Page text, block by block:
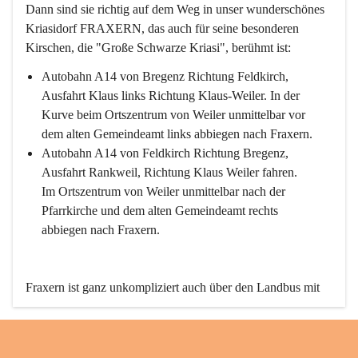
Dann sind sie richtig auf dem Weg in unser wunderschönes
Kriasidorf FRAXERN, das auch für seine besonderen
Kirschen, die "Große Schwarze Kriasi", berühmt ist:
Autobahn A14 von Bregenz Richtung Feldkirch,
Ausfahrt Klaus links Richtung Klaus-Weiler. In der
Kurve beim Ortszentrum von Weiler unmittelbar vor
dem alten Gemeindeamt links abbiegen nach Fraxern.
Autobahn A14 von Feldkirch Richtung Bregenz,
Ausfahrt Rankweil, Richtung Klaus Weiler fahren.
Im Ortszentrum von Weiler unmittelbar nach der
Pfarrkirche und dem alten Gemeindeamt rechts
abbiegen nach Fraxern.
Fraxern ist ganz unkompliziert auch über den Landbus mit
den öffentlichen Verkehrsmitteln zu erreichen. Die Linie